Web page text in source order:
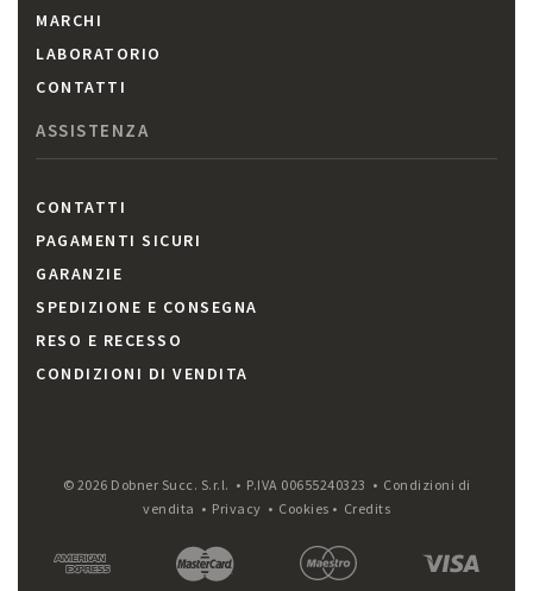
MARCHI
LABORATORIO
CONTATTI
ASSISTENZA
CONTATTI
PAGAMENTI SICURI
GARANZIE
SPEDIZIONE E CONSEGNA
RESO E RECESSO
CONDIZIONI DI VENDITA
© 2026 Dobner Succ. S.r.l. • P.IVA 00655240323 • Condizioni di
vendita • Privacy • Cookies • Credits